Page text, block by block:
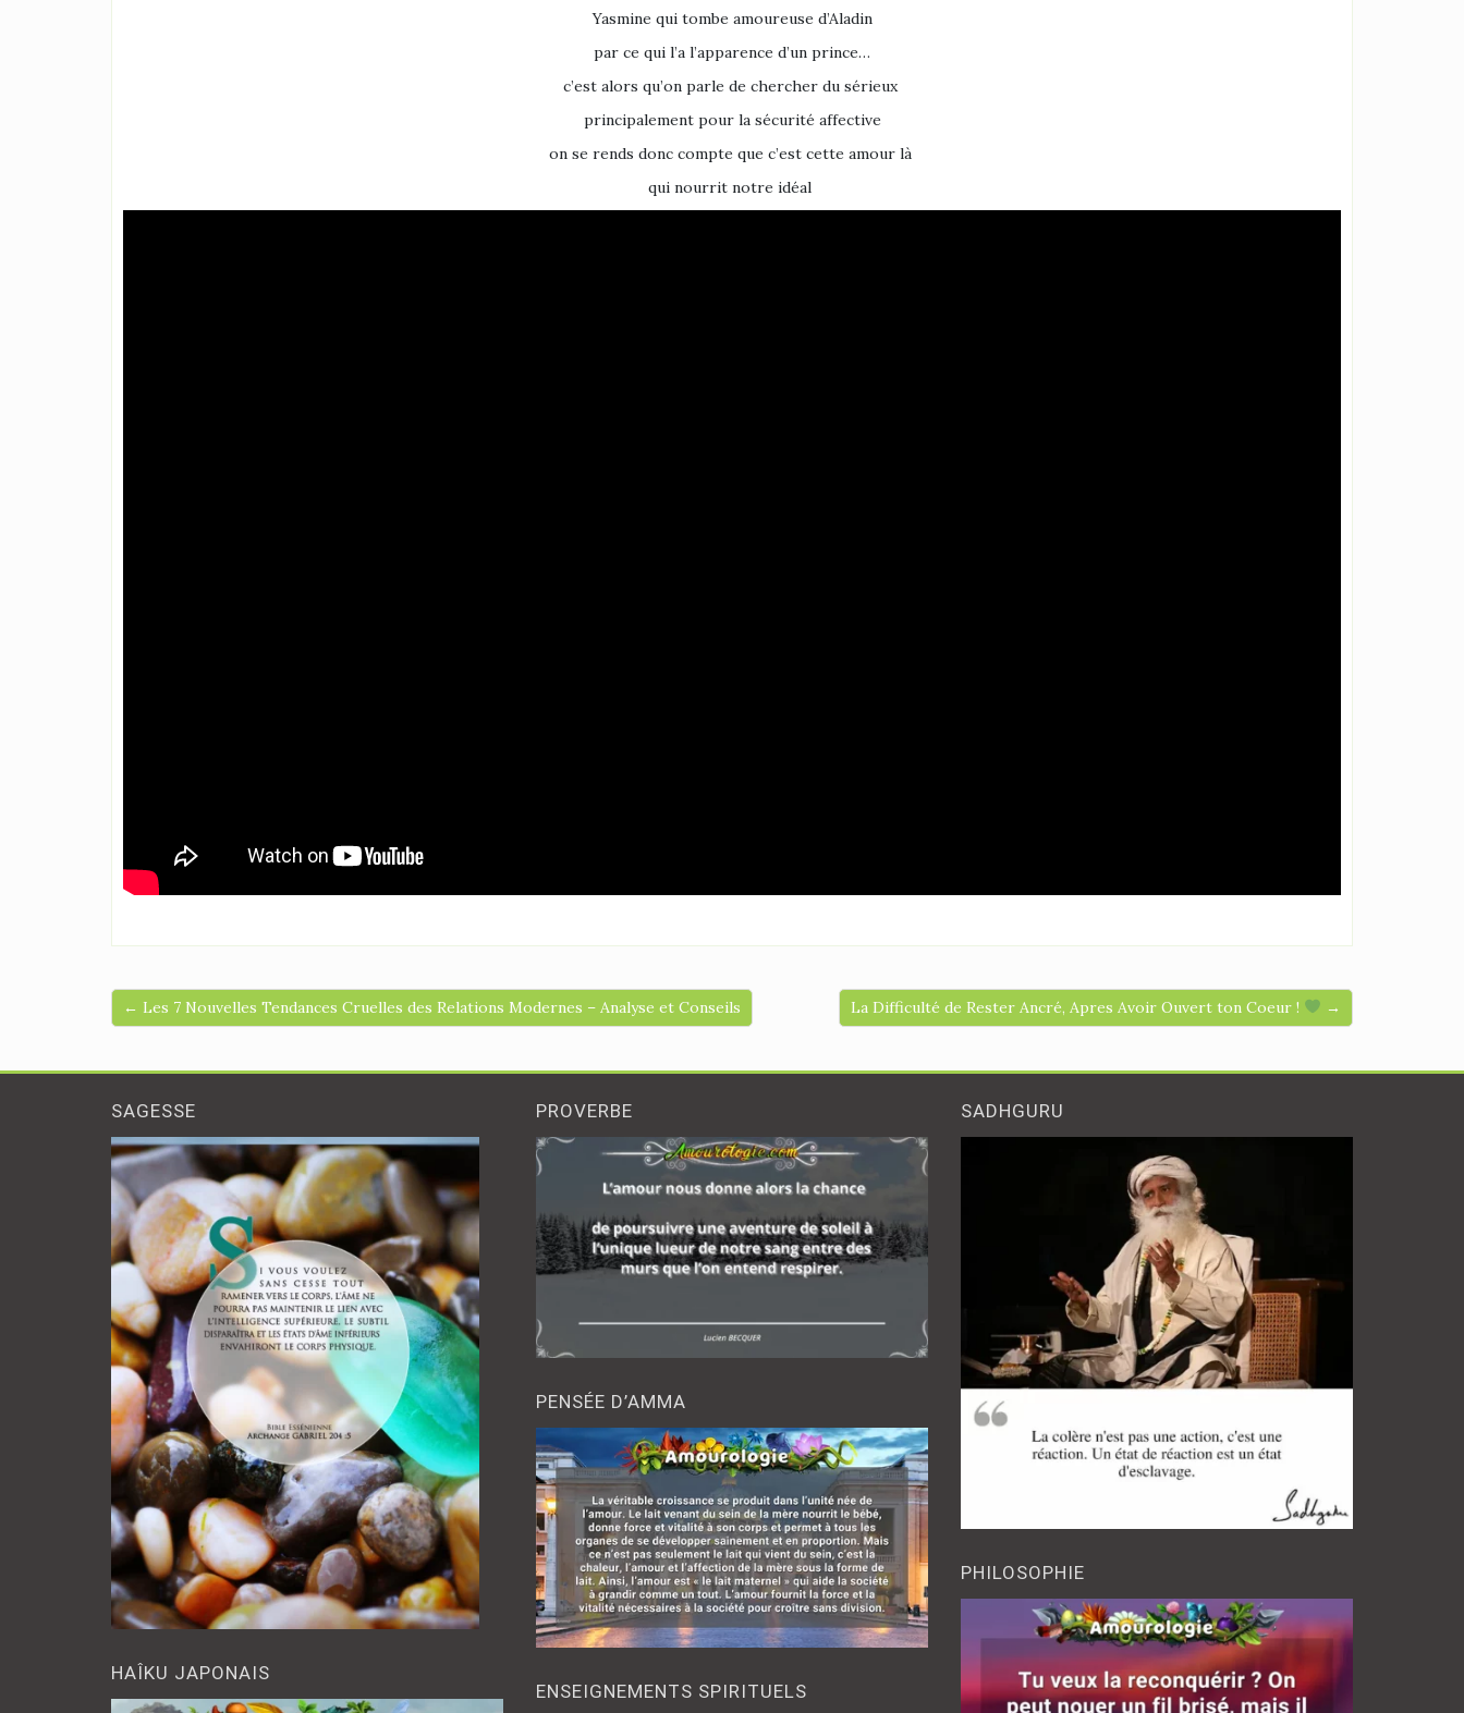
Yasmine qui tombe amoureuse d’Aladin
par ce qui l’a l’apparence d’un prince…
c’est alors qu’on parle de chercher du sérieux
principalement pour la sécurité affective
on se rends donc compte que c’est cette amour là
qui nourrit notre idéal
← Les 7 Nouvelles Tendances Cruelles des Relations Modernes – Analyse et Conseils La Difficulté de Rester Ancré, Apres Avoir Ouvert ton Coeur ! →
SAGESSE
HAÎKU JAPONAIS
PROVERBE
PENSÉE D’AMMA
ENSEIGNEMENTS SPIRITUELS
SADHGURU
PHILOSOPHIE